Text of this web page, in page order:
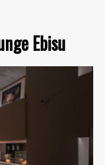
Ebisu